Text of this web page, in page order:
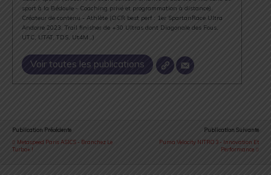
sport à la Bédoule - Coaching privé et programmation à distance),
Créateur de contenu - Athlète (OCR best perf : 1er SpartanRace Ultra
Andorre 2023, Trail finisher de +30 Ultras dont Diagonale des Fous,
UTC, UTAT, TDS, Ut4M…)
Voir toutes les publications
Publication Précédente
Metaspeed Paris ASICS - Branchez Le
Turbo+ !
Publication Suivante
Puma Velocity NITRO 3 - Innovation Et
Performance